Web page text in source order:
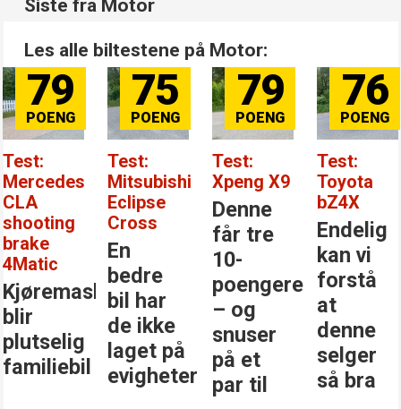
Siste fra Motor
Les alle biltestene på Motor:
79
Test:
Mercedes
CLA
shooting
brake
4Matic
Kjøremaskinen
blir
plutselig
familiebil
75
Test:
Mitsubishi
Eclipse
Cross
En
bedre
bil har
de ikke
laget på
evigheter
79
Test:
Xpeng X9
Denne
får tre
10-
poengere
– og
snuser
på et
par til
76
Test:
Toyota
bZ4X
Endelig
kan vi
forstå
at
denne
selger
så bra